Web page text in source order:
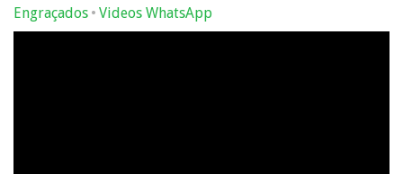
Engraçados • Videos WhatsApp